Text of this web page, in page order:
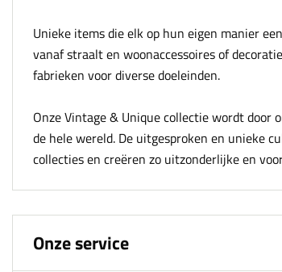
Unieke items die elk op hun eigen manier
vanaf straalt en woonaccessoires of
fabrieken voor diverse doeleinden.
Onze Vintage & Unique collectie wordt
de hele wereld. De uitgesproken en unieke
collecties en creëren zo uitzonderlijke en
Onze service